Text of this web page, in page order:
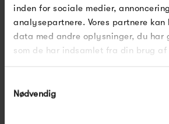
inden for sociale medier,
analysepartnere. Vores partnere kan
data med andre oplysninger, du har
som de har indsamlet fra din brug af
Nødvendig
Bongusta Naram
Handbag Small - Lilac
375,00 kr